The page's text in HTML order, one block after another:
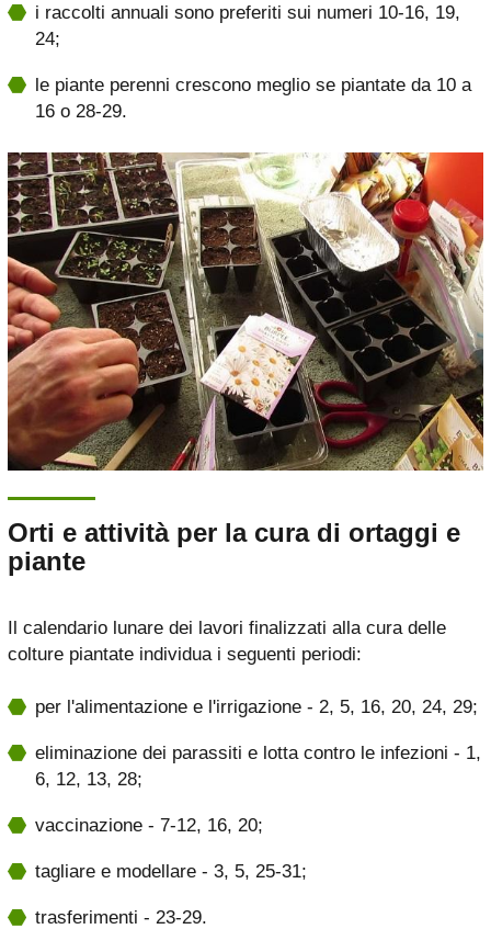
i raccolti annuali sono preferiti sui numeri 10-16, 19,
24;
le piante perenni crescono meglio se piantate da 10 a
16 o 28-29.
Orti e attività per la cura di ortaggi e
piante
Il calendario lunare dei lavori finalizzati alla cura delle
colture piantate individua i seguenti periodi:
per l'alimentazione e l'irrigazione - 2, 5, 16, 20, 24, 29;
eliminazione dei parassiti e lotta contro le infezioni - 1,
6, 12, 13, 28;
vaccinazione - 7-12, 16, 20;
tagliare e modellare - 3, 5, 25-31;
trasferimenti - 23-29.